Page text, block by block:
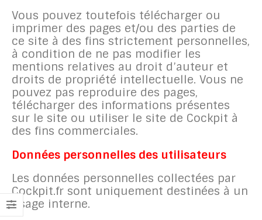
Vous pouvez toutefois télécharger ou
imprimer des pages et/ou des parties de
ce site à des fins strictement personnelles,
à condition de ne pas modifier les
mentions relatives au droit d’auteur et
droits de propriété intellectuelle. Vous ne
pouvez pas reproduire des pages,
télécharger des informations présentes
sur le site ou utiliser le site de Cockpit à
des fins commerciales.
Données personnelles des utilisateurs
Les données personnelles collectées par
Cockpit.fr sont uniquement destinées à un
usage interne.